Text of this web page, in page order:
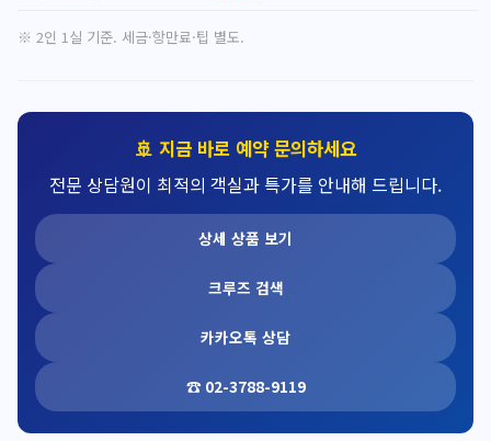
※ 2인 1실 기준. 세금·항만료·팁 별도.
🚢 지금 바로 예약 문의하세요
전문 상담원이 최적의 객실과 특가를 안내해 드립니다.
상세 상품 보기
크루즈 검색
카카오톡 상담
☎ 02-3788-9119